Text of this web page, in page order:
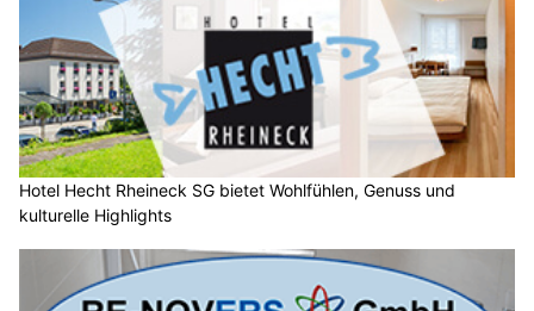
Hotel Hecht Rheineck SG bietet Wohlfühlen, Genuss und
kulturelle Highlights